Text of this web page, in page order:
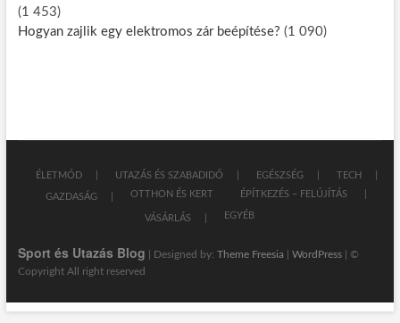
(1 453)
Hogyan zajlik egy elektromos zár beépítése? (1 090)
ÉLETMÓD UTAZÁS ÉS SZABADIDŐ EGÉSZSÉG TECH
GAZDASÁG OTTHON ÉS KERT ÉPÍTKEZÉS – FELÚJÍTÁS
VÁSÁRLÁS EGYÉB
Sport és Utazás Blog | Designed by: Theme Freesia WordPress| ©
Copyright All right reserved